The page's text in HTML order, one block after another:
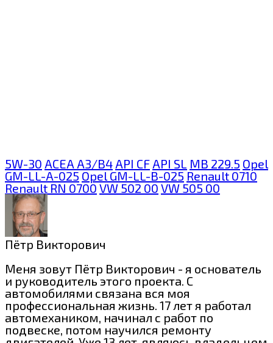
5W-30 ACEA A3/B4 API CF API SL MB 229.5 Opel
GM-LL-A-025 Opel GM-LL-B-025 Renault 0710
Renault RN 0700 VW 502 00 VW 505 00
Пётр Викторович
Меня зовут Пётр Викторович - я основатель
и руководитель этого проекта. С
автомобилями связана вся моя
профессиональная жизнь. 17 лет я работал
автомехаником, начинал с работ по
подвеске, потом научился ремонту